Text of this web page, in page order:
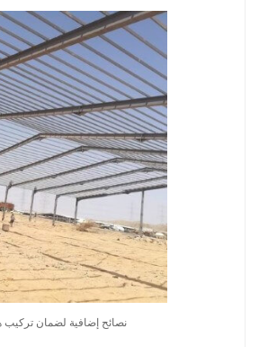
نصائح إضافية لضمان تركيب